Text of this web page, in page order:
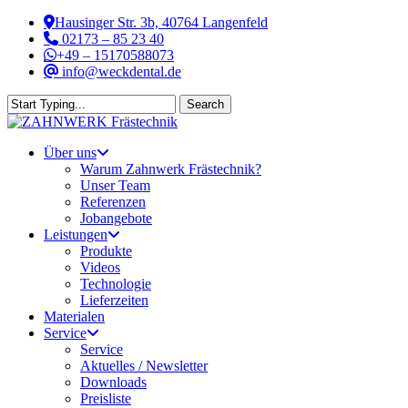
Skip
main
content
Hausinger Str. 3b, 40764 Langenfeld
02173 – 85 23 40
+49 – 15170588073
info@weckdental.de
Search
Close
Menu
Über uns
Warum Zahnwerk Frästechnik?
Unser Team
Referenzen
Jobangebote
Leistungen
Produkte
Videos
Technologie
Lieferzeiten
Materialen
Service
Service
Aktuelles / Newsletter
Downloads
Preisliste